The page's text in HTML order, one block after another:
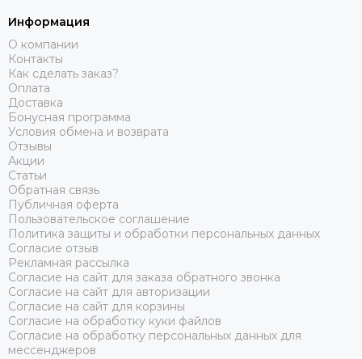
Информация
О компании
Контакты
Как сделать заказ?
Оплата
Доставка
Бонусная программа
Условия обмена и возврата
Отзывы
Акции
Статьи
Обратная связь
Публичная оферта
Пользовательское соглашение
Политика защиты и обработки персональных данных
Согласие отзыв
Рекламная рассылка
Согласие на сайт для заказа обратного звонка
Согласие на сайт для авторизации
Согласие на сайт для корзины
Согласие на обработку куки файлов
Согласие на обработку персональных данных для
мессенджеров